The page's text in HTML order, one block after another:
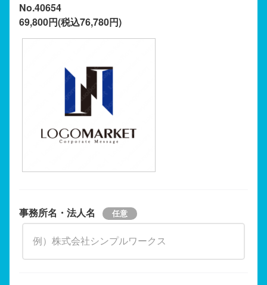
No.40654
69,800円(税込76,780円)
事務所名・法人名